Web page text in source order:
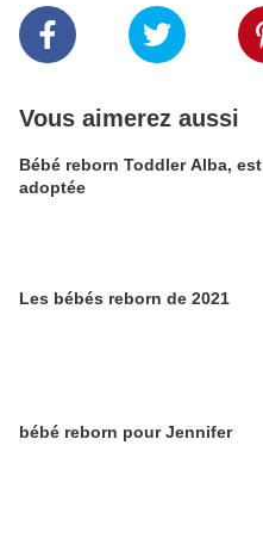
Vous aimerez aussi
Bébé reborn Toddler Alba, est
adoptée
Les bébés reborn de 2021
bébé reborn pour Jennifer